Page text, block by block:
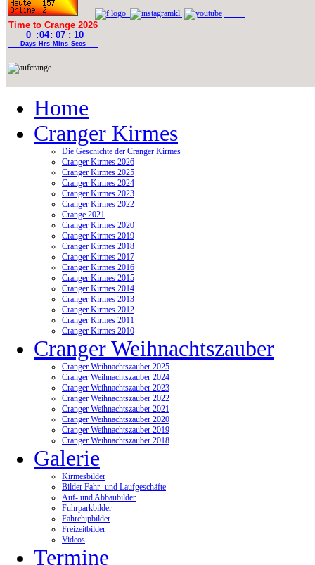
Home
Cranger Kirmes
Die Geschichte der Cranger Kirmes
Cranger Kirmes 2026
Cranger Kirmes 2025
Cranger Kirmes 2024
Cranger Kirmes 2023
Cranger Kirmes 2022
Crange 2021
Cranger Kirmes 2020
Cranger Kirmes 2019
Cranger Kirmes 2018
Cranger Kirmes 2017
Cranger Kirmes 2016
Cranger Kirmes 2015
Cranger Kirmes 2014
Cranger Kirmes 2013
Cranger Kirmes 2012
Cranger Kirmes 2011
Cranger Kirmes 2010
Cranger Weihnachtszauber
Cranger Weihnachtszauber 2025
Cranger Weihnachtszauber 2024
Cranger Weihnachtszauber 2023
Cranger Weihnachtszauber 2022
Cranger Weihnachtszauber 2021
Cranger Weihnachtszauber 2020
Cranger Weihnachtszauber 2019
Cranger Weihnachtszauber 2018
Galerie
Kirmesbilder
Bilder Fahr- und Laufgeschäfte
Auf- und Abbaubilder
Fuhrparkbilder
Fahrchipbilder
Freizeitbilder
Videos
Termine